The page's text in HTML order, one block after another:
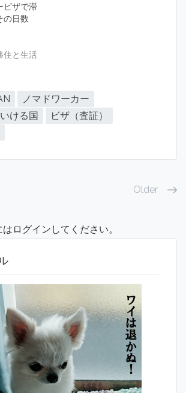
ビザで滞
の日数
住と生活
ノマドワーカー
ける国
ビザ（査証）
Older
ログインしてください。